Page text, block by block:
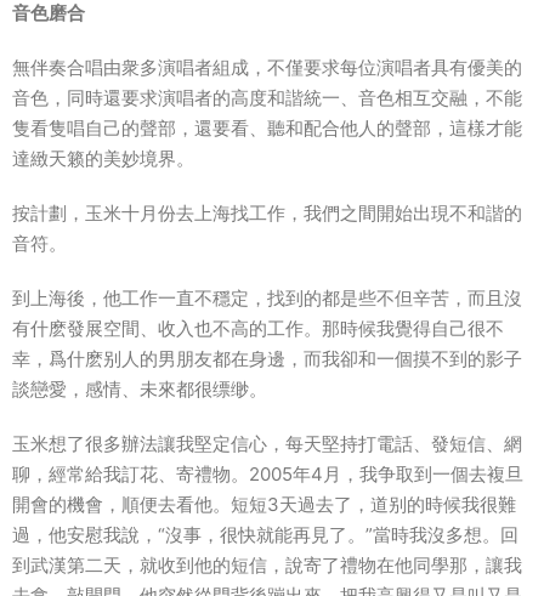
音色磨合
無伴奏合唱由衆多演唱者組成，不僅要求每位演唱者具有優美的
音色，同時還要求演唱者的高度和諧統一、音色相互交融，不能
隻看隻唱自己的聲部，還要看、聽和配合他人的聲部，這樣才能
達緻天籁的美妙境界。
按計劃，玉米十月份去上海找工作，我們之間開始出現不和諧的
音符。
到上海後，他工作一直不穩定，找到的都是些不但辛苦，而且沒
有什麽發展空間、收入也不高的工作。那時候我覺得自己很不
幸，爲什麽别人的男朋友都在身邊，而我卻和一個摸不到的影子
談戀愛 ， 感情、未來都很缥缈。
玉米想了很多辦法讓我堅定信心，每天堅持打電話、發短信、網
聊，經常給我訂花、寄禮物。2005年4月，我争取到一個去複旦
開會的機會，順便去看他。短短3天過去了，道别的時候我很難
過 ，他安慰我說，“沒事，很快就能再見了。”當時我沒多想。回
到武漢第二天，就收到他的短信，說寄了禮物在他同學那，讓我